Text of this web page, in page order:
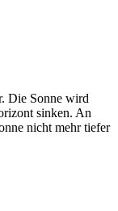
Die Sonne wird
sinken. An
nicht mehr tiefer